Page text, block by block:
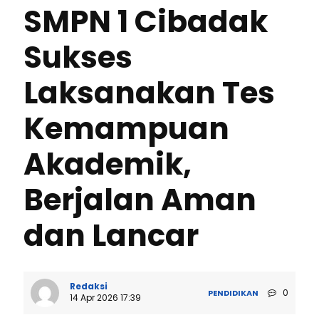
SMPN 1 Cibadak
Sukses
Laksanakan Tes
Kemampuan
Akademik,
Berjalan Aman
dan Lancar
Redaksi
14 Apr 2026 17:39
PENDIDIKAN 0